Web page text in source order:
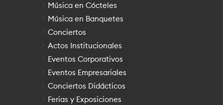
Música en Cócteles
Música en Banquetes
Conciertos
Actos Institucionales
Eventos Corporativos
Eventos Empresariales
Conciertos Didácticos
Ferias y Exposiciones